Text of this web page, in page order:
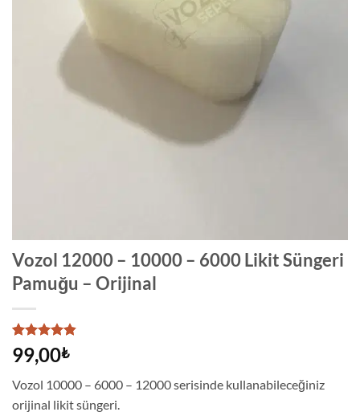
Vozol 12000 – 10000 – 6000 Likit Süngeri
Pamuğu – Orijinal
64
müşteri
puanına
5 üzerinden
4.83
puan
aldı
99,00₺
Vozol 10000 – 6000 – 12000 serisinde kullanabileceğiniz
orijinal likit süngeri.